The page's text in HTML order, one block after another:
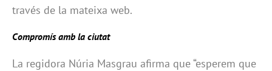
través de la mateixa web.
Compromís amb la ciutat
La regidora Núria Masgrau afirma que “esperem que